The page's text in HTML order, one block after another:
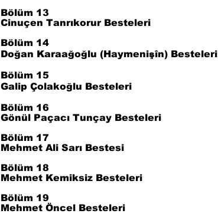
Bölüm 13
Cinuçen Tanrıkorur Besteleri
Bölüm 14
Doğan Karaağoğlu (Haymenişîn) Besteleri
Bölüm 15
Galip Çolakoğlu Besteleri
Bölüm 16
Gönül Paçacı Tunçay Besteleri
Bölüm 17
Mehmet Ali Sarı Bestesi
Bölüm 18
Mehmet Kemiksiz Besteleri
Bölüm 19
Mehmet Öncel Besteleri